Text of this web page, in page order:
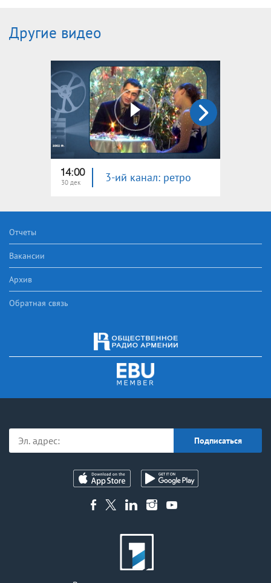
Другие видео
14:00
30 дек 3-ий канал: ретро
Отчеты
Вакансии
Архив
Обратная связь